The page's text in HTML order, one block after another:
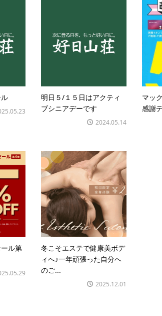
明日５/１５日はアクティ
ブシニアデーです
2024.05.14
マッ
感謝
ル第
冬こそエステで健康美ボデ
ィへ♪一年頑張った自分へ
のご...
2025.12.01